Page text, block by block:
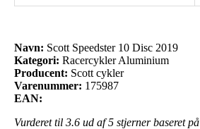
Navn: Scott Speedster 10 Disc 2019
Kategori: Racercykler Aluminium
Producent: Scott cykler
Varenummer: 175987
EAN:
Vurderet til 3.6 ud af 5 stjerner baseret på